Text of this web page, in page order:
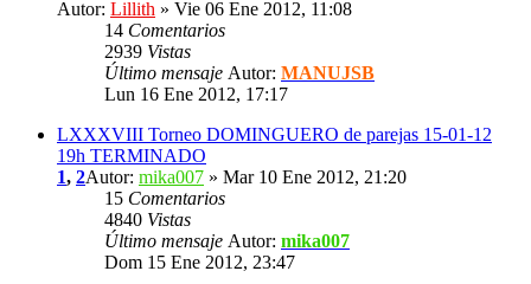
Autor: Lillith » Vie 06 Ene 2012, 11:08
14 Comentarios
2939 Vistas
Último mensaje Autor: MANUJSB
Lun 16 Ene 2012, 17:17
LXXXVIII Torneo DOMINGUERO de parejas 15-01-12
19h TERMINADO
1, 2Autor: mika007 » Mar 10 Ene 2012, 21:20
15 Comentarios
4840 Vistas
Último mensaje Autor: mika007
Dom 15 Ene 2012, 23:47